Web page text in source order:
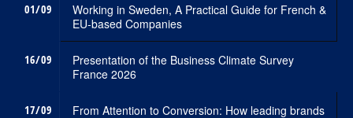
01/09
Working in Sweden, A Practical Guide for French &
EU-based Companies
16/09
Presentation of the Business Climate Survey
France 2026
17/09
From Attention to Conversion: How leading brands